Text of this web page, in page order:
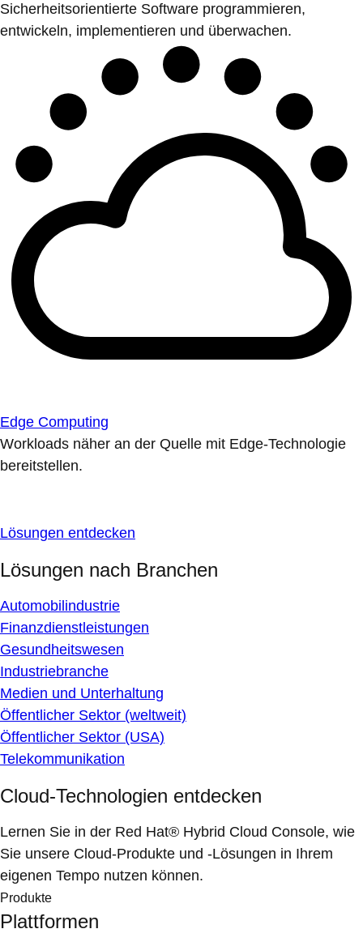
Sicherheitsorientierte Software programmieren,
entwickeln, implementieren und überwachen.
Edge Computing
Workloads näher an der Quelle mit Edge-Technologie
bereitstellen.
Lösungen entdecken
Lösungen nach Branchen
Automobilindustrie
Finanzdienstleistungen
Gesundheitswesen
Industriebranche
Medien und Unterhaltung
Öffentlicher Sektor (weltweit)
Öffentlicher Sektor (USA)
Telekommunikation
Cloud-Technologien entdecken
Lernen Sie in der Red Hat® Hybrid Cloud Console, wie
Sie unsere Cloud-Produkte und -Lösungen in Ihrem
eigenen Tempo nutzen können.
Produkte
Plattformen